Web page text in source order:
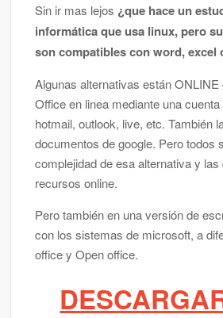
Sin ir mas lejos ¿que hace un
informática que usa linux, pero
son compatibles con word, excel
Algunas alternativas están ONLINE
Office en linea mediante una
hotmail, outlook, live, etc. También
documentos de google. Pero todos
complejidad de esa alternativa y
recursos online.
Pero también en una versión de
con los sistemas de microsoft, a
office y Open office.